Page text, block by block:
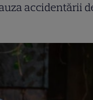
accidentării